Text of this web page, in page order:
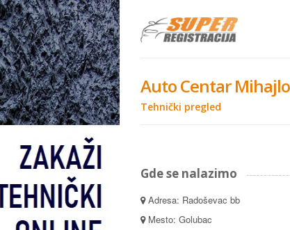
Auto Centar
Tehnički pregled
Gde se nalazimo
Adresa: Radoševac bb
Mesto: Golubac